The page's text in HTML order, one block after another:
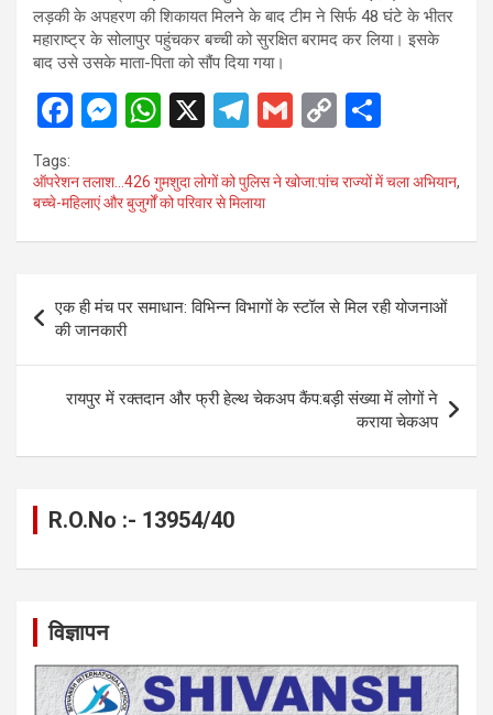
लड़की के अपहरण की शिकायत मिलने के बाद टीम ने सिर्फ 48 घंटे के भीतर
महाराष्ट्र के सोलापुर पहुंचकर बच्ची को सुरक्षित बरामद कर लिया। इसके
बाद उसे उसके माता-पिता को सौंप दिया गया।
F
ce
b
o
k
M
se
n
g
W
at
s
A
p
X
T
e
gr
a
m
G
ail
C
py
n
ar
Tags:
ऑपरेशन तलाश…426 गुमशुदा लोगों को पुलिस ने खोजा:पांच राज्यों में चला अभियान,
बच्चे-महिलाएं और बुजुर्गों को परिवार से मिलाया
navigation
एक ही मंच पर समाधान: विभिन्न विभागों के स्टॉल से मिल रही योजनाओं
की जानकारी
रायपुर में रक्तदान और फ्री हेल्थ चेकअप कैंप:बड़ी संख्या में लोगों ने
कराया चेकअप
R.O.No :- 13954/40
विज्ञापन